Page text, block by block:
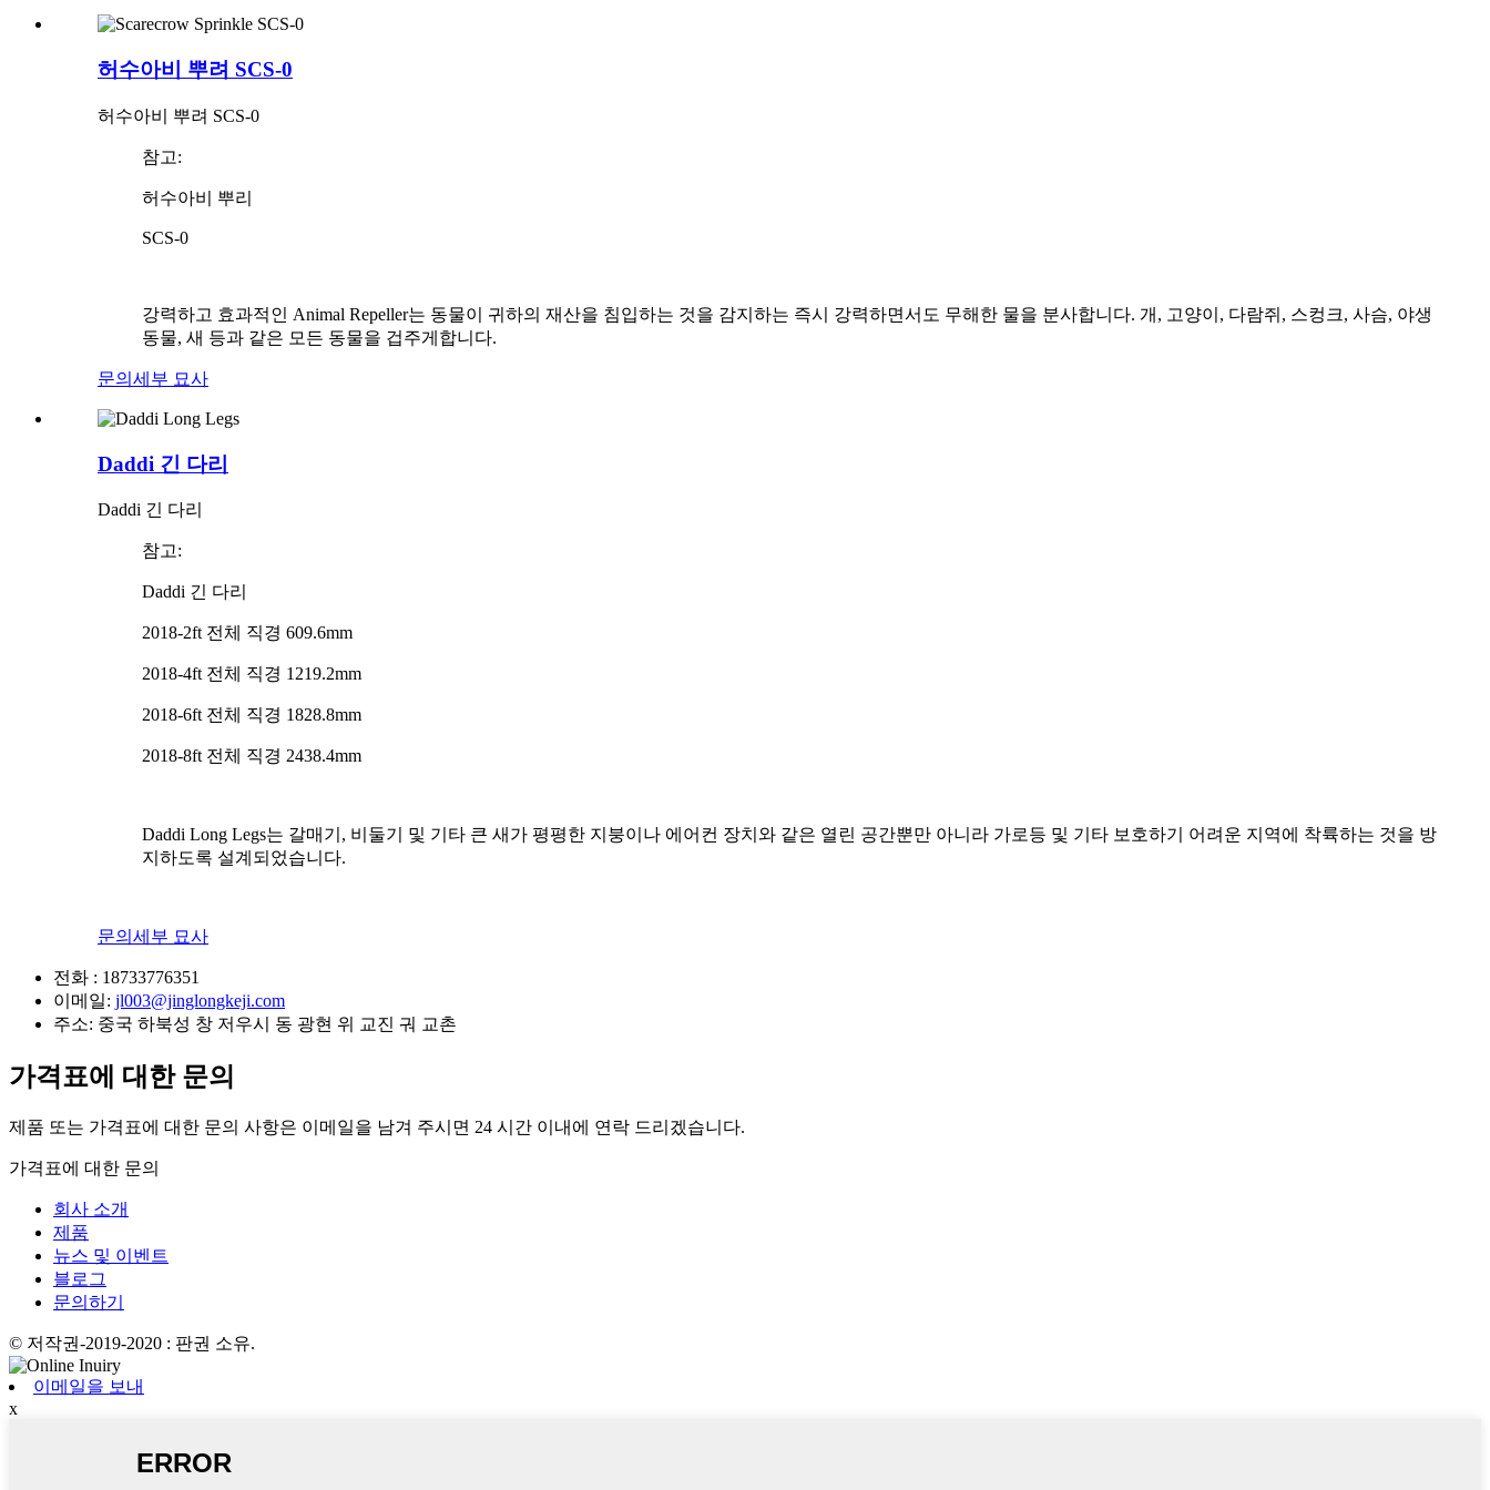
허수아비 뿌려 SCS-0
허수아비 뿌려 SCS-0
참고:
허수아비 뿌리
SCS-0
강력하고 효과적인 Animal Repeller는 동물이 귀하의 재산을 침입하는 것을 감지하는 즉시 강력하면서도 무해한 물을 분사합니다. 개, 고양이, 다람쥐, 스컹크, 사슴, 야생
동물, 새 등과 같은 모든 동물을 겁주게합니다.
문의 세부 묘사
Daddi 긴 다리
Daddi 긴 다리
참고:
Daddi 긴 다리
2018-2ft 전체 직경 609.6mm
2018-4ft 전체 직경 1219.2mm
2018-6ft 전체 직경 1828.8mm
2018-8ft 전체 직경 2438.4mm
Daddi Long Legs는 갈매기, 비둘기 및 기타 큰 새가 평평한 지붕이나 에어컨 장치와 같은 열린 공간뿐만 아니라 가로등 및 기타 보호하기 어려운 지역에 착륙하는 것을 방
지하도록 설계되었습니다.
문의 세부 묘사
전화 : 18733776351
이메일: jl003@jinglongkeji.com
주소: 중국 하북성 창 저우시 동 광현 위 교진 궈 교촌
가격표에 대한 문의
제품 또는 가격표에 대한 문의 사항은 이메일을 남겨 주시면 24 시간 이내에 연락 드리겠습니다.
가격표에 대한 문의
회사 소개
제품
뉴스 및 이벤트
블로그
문의하기
© 저작권-2019-2020 : 판권 소유.
이메일을 보내
x